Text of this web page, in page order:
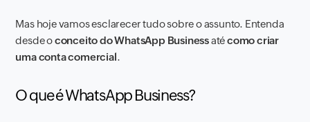
Mas hoje vamos esclarecer tudo sobre o assunto. Entenda
desde oconceito do WhatsApp Businessatécomo criar
uma conta comercial.
O que é WhatsApp Business?